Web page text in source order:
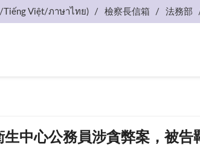
Tiếng Việt/ภาษาไทย) 檢察長信箱 法務部
中心公務員涉貪弊案，被告